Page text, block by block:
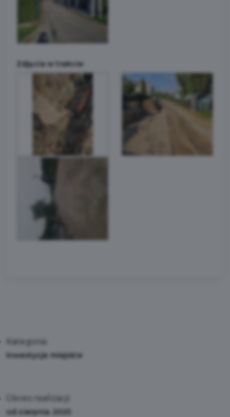
Zdjęcia w trakcie:
Kategoria:
Inwestycje miejskie
Okres realizacji:
od sierpnia 2025